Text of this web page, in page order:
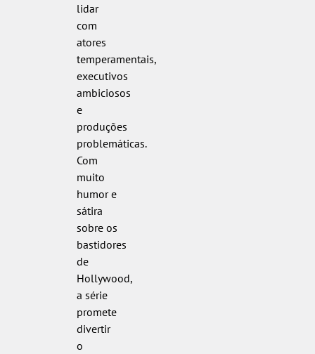
lidar
com
atores
temperamentais,
executivos
ambiciosos
e
produções
problemáticas.
Com
muito
humor e
sátira
sobre os
bastidores
de
Hollywood,
a série
promete
divertir
o